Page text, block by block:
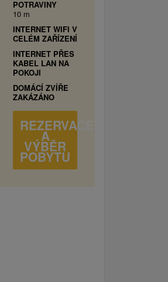
POTRAVINY
10 m
INTERNET WIFI V
CELÉM ZAŘÍZENÍ
INTERNET PŘES
KABEL LAN NA
POKOJI
DOMÁCÍ ZVÍŘE
ZAKÁZÁNO
REZERVACE
A
VÝBĚR
POBYTU